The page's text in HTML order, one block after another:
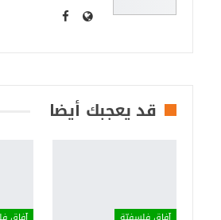
قد يعجبك أيضا